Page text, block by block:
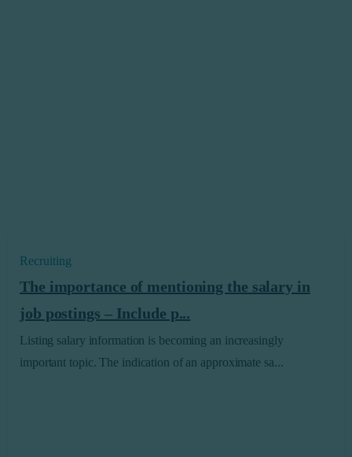
Recruiting
The importance of mentioning the salary in
job postings – Include p...
Listing salary information is becoming an increasingly
important topic. The indication of an approximate sa...